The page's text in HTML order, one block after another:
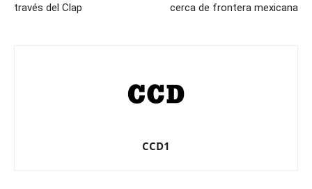
través del Clap
cerca de frontera mexicana
CCD1